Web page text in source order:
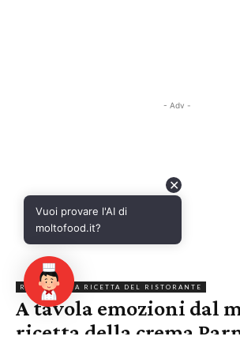
- Adv -
✕
Vuoi provare l'AI di
moltofood.it?